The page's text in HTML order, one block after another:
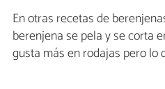
En otras recetas de
berenjena se pela y se corta
gusta más en rodajas pero lo